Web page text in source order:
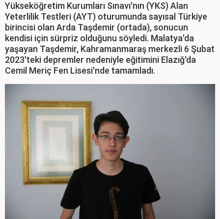
Yükseköğretim Kurumları Sınavı'nın (YKS) Alan
Yeterlilik Testleri (AYT) oturumunda sayısal Türkiye
birincisi olan Arda Taşdemir (ortada), sonucun
kendisi için sürpriz olduğunu söyledi. Malatya'da
yaşayan Taşdemir, Kahramanmaraş merkezli 6 Şubat
2023'teki depremler nedeniyle eğitimini Elazığ'da
Cemil Meriç Fen Lisesi'nde tamamladı.